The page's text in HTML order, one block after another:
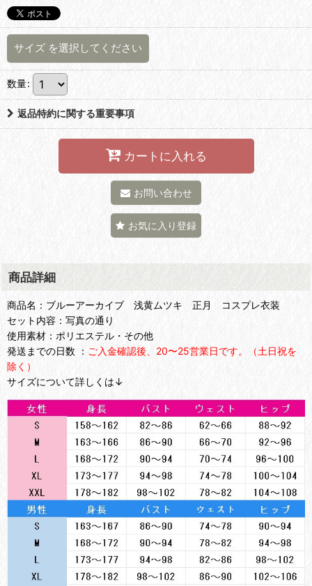
サイズ を選択してください
数量:
返品特約に関する重要事項
カートに入れる
お問い合わせ
お気に入り登録
商品詳細
商品名：ブルーアーカイブ 浅黄ムツキ 正月 コスプレ衣装
セット内容：写真の通り
使用素材：ポリエステル・その他
発送までの日数 ： ご入金確認後、20〜25営業日です。（土日祝を
除く）
サイズについて詳しくは↓